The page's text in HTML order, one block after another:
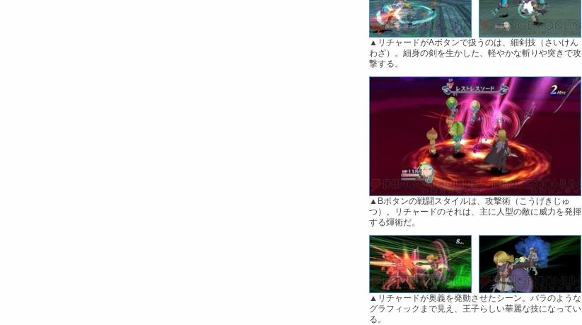
▲リチャードがAボタンで扱うのは、細剣技（さいけん
わざ）。細身の剣を生かした、軽やかな斬りや突きで攻
撃する。
▲Bボタンの戦闘スタイルは、攻撃術（こうげきじゅ
つ）。リチャードのそれは、主に人型の敵に威力を発揮
する煇術だ。
▲リチャードが奥義を発動させたシーン。バラのような
グラフィックまで見え、王子らしい華麗な技になってい
る。